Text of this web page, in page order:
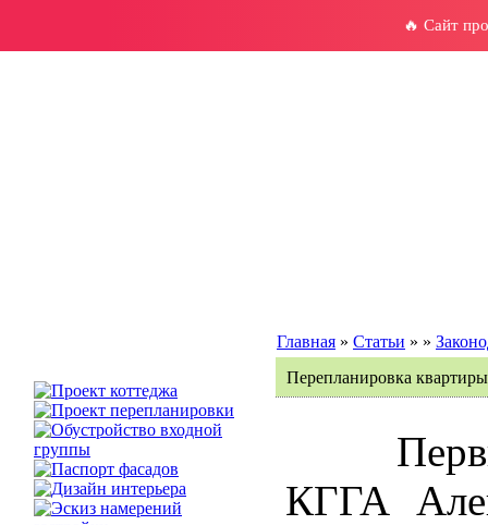
🔥 Сайт
Главная » Статьи » »
Перепланировка
КГГА